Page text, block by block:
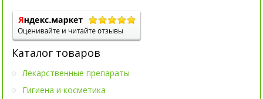
Каталог товаров
Лекарственные препараты
Гигиена и косметика